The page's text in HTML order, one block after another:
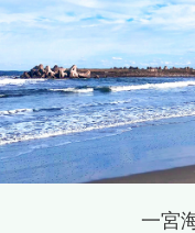
一宮